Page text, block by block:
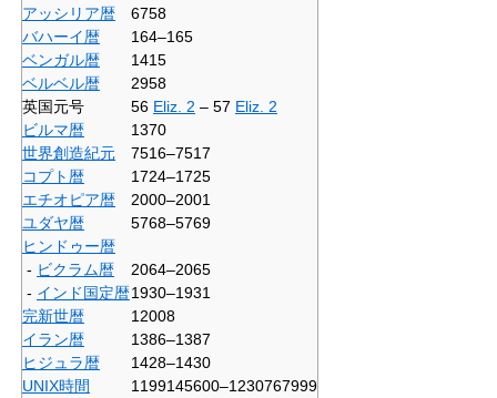
アッシリア暦
6758
バハーイ暦
164–165
ベンガル暦
1415
ベルベル暦
2958
英国元号
56 Eliz. 2 – 57 Eliz. 2
ビルマ暦
1370
世界創造紀元
7516–7517
コプト暦
1724–1725
エチオピア暦
2000–2001
ユダヤ暦
5768–5769
ヒンドゥー暦
- ビクラム暦
2064–2065
- インド国定暦1930–1931
完新世暦
12008
イラン暦
1386–1387
ヒジュラ暦
1428–1430
UNIX時間
1199145600–1230767999